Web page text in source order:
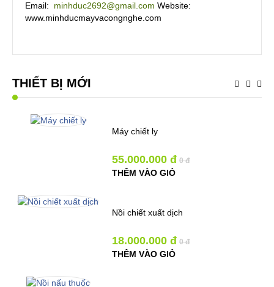
Email: minhduc2692@gmail.com Website:
www.minhducmayvacongnghe.com
THIẾT BỊ MỚI
Máy chiết ly
55.000.000 đ 0 đ
THÊM VÀO GIỎ
Nồi chiết xuất dịch
18.000.000 đ 0 đ
THÊM VÀO GIỎ